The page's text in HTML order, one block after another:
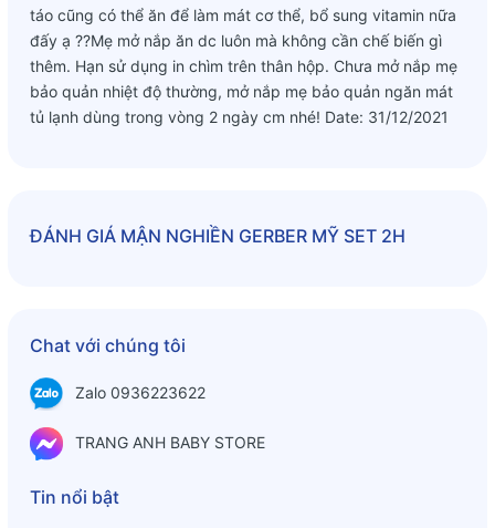
táo cũng có thể ăn để làm mát cơ thể, bổ sung vitamin nữa
đấy ạ ??Mẹ mở nắp ăn dc luôn mà không cần chế biến gì
thêm. Hạn sử dụng in chìm trên thân hộp. Chưa mở nắp mẹ
bảo quản nhiệt độ thường, mở nắp mẹ bảo quản ngăn mát
tủ lạnh dùng trong vòng 2 ngày cm nhé! Date: 31/12/2021
ĐÁNH GIÁ MẬN NGHIỀN GERBER MỸ SET 2H
Chat với chúng tôi
Zalo 0936223622
TRANG ANH BABY STORE
Tin nổi bật